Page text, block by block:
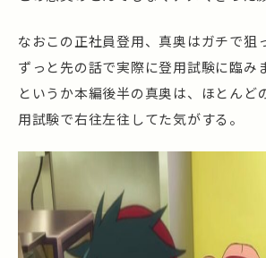
なおこの正社員登用、真奥はガチで狙
ずっと先の話で実際に登用試験に臨み
というか本編後半の真奥は、ほとんど
用試験で右往左往してた気がする。